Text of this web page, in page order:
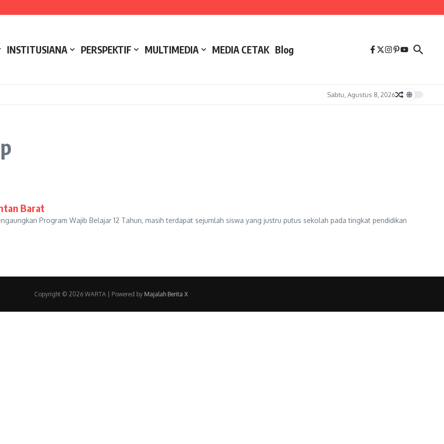
INSTITUSIANA PERSPEKTIF MULTIMEDIA MEDIA CETAK Blog
Sabtu, Agustus 8, 2026
Barat
Program Wajib Belajar 12 Tahun, masih terdapat sejumlah siswa yang justru putus sekolah pada tingkat pendidikan
Copyright © 2026 WARTA | Powered by Majalah Berita X